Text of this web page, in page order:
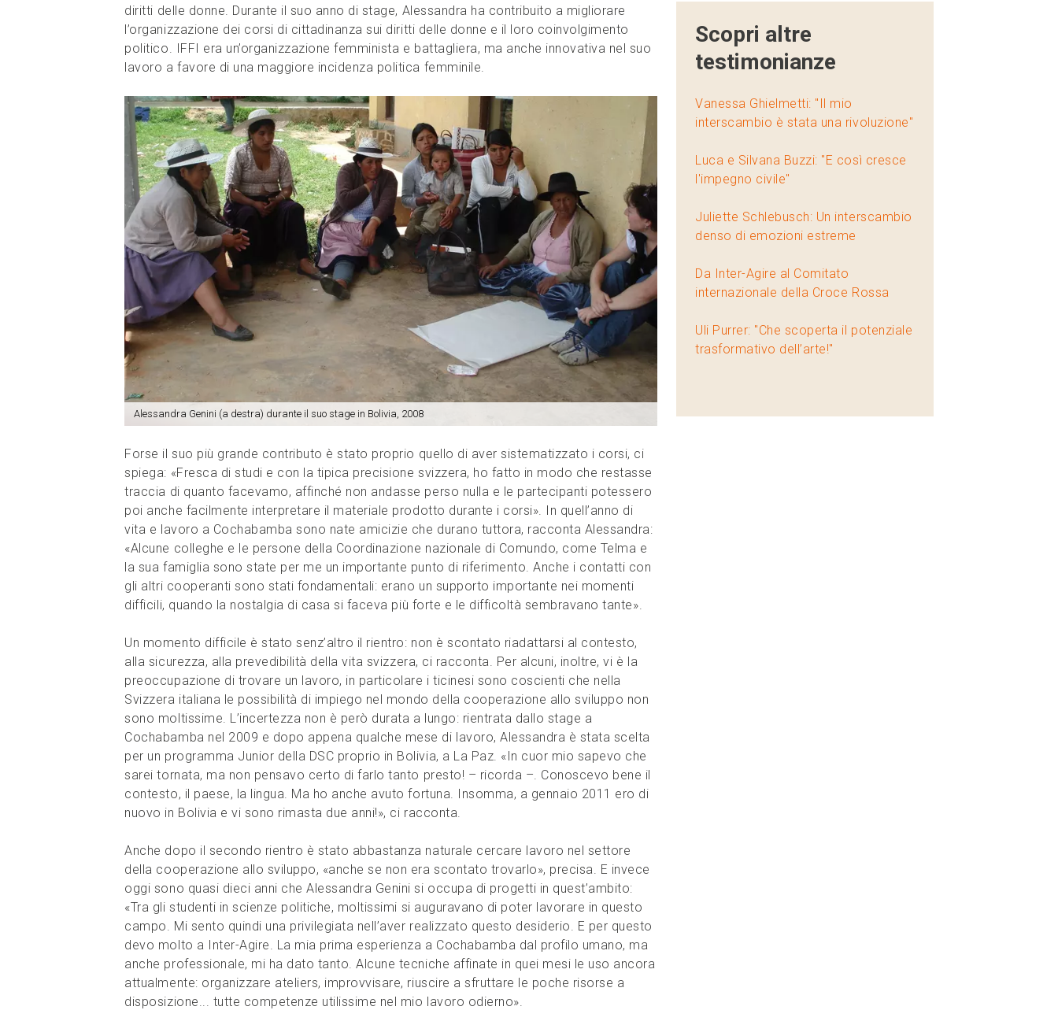
diritti delle donne. Durante il suo anno di stage, Alessandra ha contribuito a migliorare
l’organizzazione dei corsi di cittadinanza sui diritti delle donne e il loro coinvolgimento
politico. IFFI era un’organizzazione femminista e battagliera, ma anche innovativa nel suo
lavoro a favore di una maggiore incidenza politica femminile.
Alessandra Genini (a destra) durante il suo stage in Bolivia, 2008
Scopri altre
testimonianze
Vanessa Ghielmetti: "Il mio
interscambio è stata una rivoluzione"
Luca e Silvana Buzzi: "E così cresce
l'impegno civile"
Juliette Schlebusch: Un interscambio
denso di emozioni estreme
Da Inter-Agire al Comitato
internazionale della Croce Rossa
Uli Purrer: "Che scoperta il potenziale
trasformativo dell’arte!"
Forse il suo più grande contributo è stato proprio quello di aver sistematizzato i corsi, ci
spiega: «Fresca di studi e con la tipica precisione svizzera, ho fatto in modo che restasse
traccia di quanto facevamo, affinché non andasse perso nulla e le partecipanti potessero
poi anche facilmente interpretare il materiale prodotto durante i corsi». In quell’anno di
vita e lavoro a Cochabamba sono nate amicizie che durano tuttora, racconta Alessandra:
«Alcune colleghe e le persone della Coordinazione nazionale di Comundo, come Telma e
la sua famiglia sono state per me un importante punto di riferimento. Anche i contatti con
gli altri cooperanti sono stati fondamentali: erano un supporto importante nei momenti
difficili, quando la nostalgia di casa si faceva più forte e le difficoltà sembravano tante».
Un momento difficile è stato senz’altro il rientro: non è scontato riadattarsi al contesto,
alla sicurezza, alla prevedibilità della vita svizzera, ci racconta. Per alcuni, inoltre, vi è la
preoccupazione di trovare un lavoro, in particolare i ticinesi sono coscienti che nella
Svizzera italiana le possibilità di impiego nel mondo della cooperazione allo sviluppo non
sono moltissime. L’incertezza non è però durata a lungo: rientrata dallo stage a
Cochabamba nel 2009 e dopo appena qualche mese di lavoro, Alessandra è stata scelta
per un programma Junior della DSC proprio in Bolivia, a La Paz. «In cuor mio sapevo che
sarei tornata, ma non pensavo certo di farlo tanto presto! – ricorda –. Conoscevo bene il
contesto, il paese, la lingua. Ma ho anche avuto fortuna. Insomma, a gennaio 2011 ero di
nuovo in Bolivia e vi sono rimasta due anni!», ci racconta.
Anche dopo il secondo rientro è stato abbastanza naturale cercare lavoro nel settore
della cooperazione allo sviluppo, «anche se non era scontato trovarlo», precisa. E invece
oggi sono quasi dieci anni che Alessandra Genini si occupa di progetti in quest’ambito:
«Tra gli studenti in scienze politiche, moltissimi si auguravano di poter lavorare in questo
campo. Mi sento quindi una privilegiata nell’aver realizzato questo desiderio. E per questo
devo molto a Inter-Agire. La mia prima esperienza a Cochabamba dal profilo umano, ma
anche professionale, mi ha dato tanto. Alcune tecniche affinate in quei mesi le uso ancora
attualmente: organizzare ateliers, improvvisare, riuscire a sfruttare le poche risorse a
disposizione... tutte competenze utilissime nel mio lavoro odierno».